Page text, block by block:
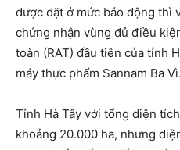
được đặt ở mức báo động thì
chứng nhận vùng đủ điều
toàn (RAT) đầu tiên của tỉnh
máy thực phẩm Sannam Ba Vì.
Tỉnh Hà Tây với tổng diện
khoảng 20.000 ha, nhưng